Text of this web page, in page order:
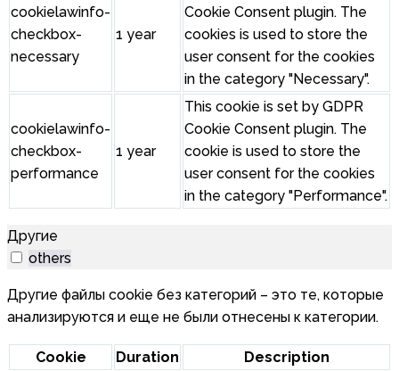
cookielawinfo-
checkbox-
necessary
1 year
Cookie Consent plugin. The
cookies is used to store the
user consent for the cookies
in the category "Necessary".
cookielawinfo-
checkbox-
performance
1 year
This cookie is set by GDPR
Cookie Consent plugin. The
cookie is used to store the
user consent for the cookies
in the category "Performance".
Другие
others
Другие файлы cookie без категорий – это те, которые
анализируются и еще не были отнесены к категории.
Cookie Duration Description